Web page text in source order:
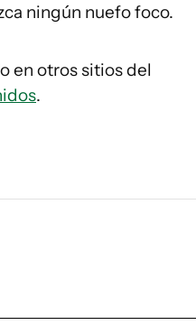
ningún nuefo foco.
en otros sitios del
.